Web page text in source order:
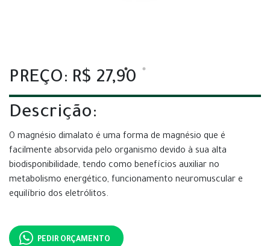
PREÇO: R$ 27,90
Descrição:
O magnésio dimalato é uma forma de magnésio que é
facilmente absorvida pelo organismo devido à sua alta
biodisponibilidade, tendo como benefícios auxiliar no
metabolismo energético, funcionamento neuromuscular e
equilíbrio dos eletrólitos.
PEDIR ORÇAMENTO